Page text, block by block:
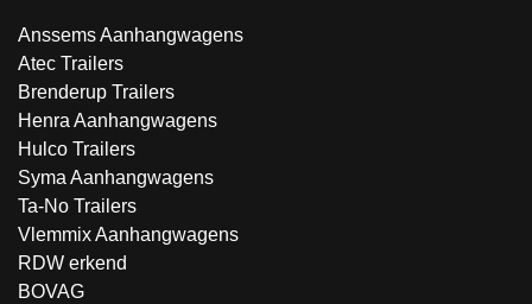
Anssems Aanhangwagens
Atec Trailers
Brenderup Trailers
Henra Aanhangwagens
Hulco Trailers
Syma Aanhangwagens
Ta-No Trailers
Vlemmix Aanhangwagens
RDW erkend
BOVAG